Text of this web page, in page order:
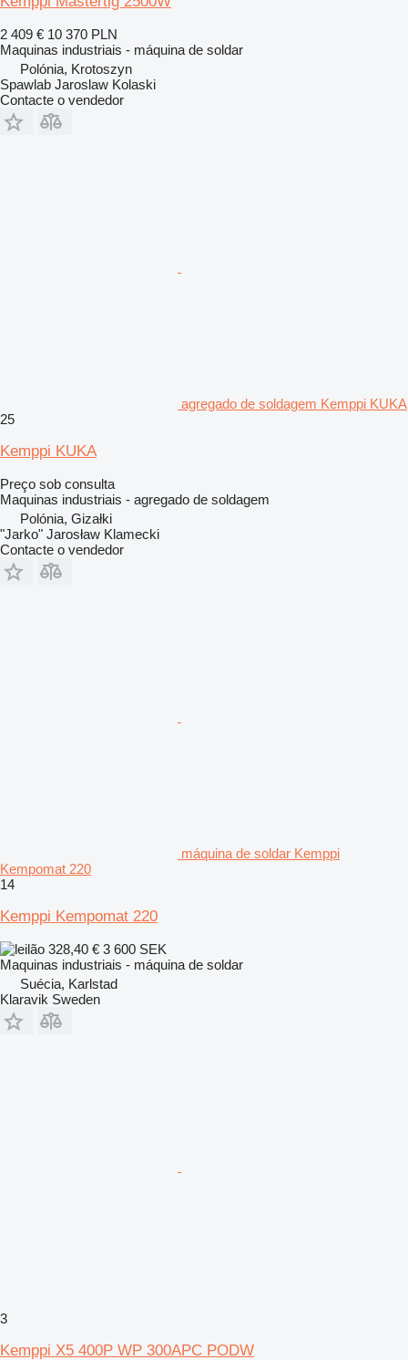
2 409 € 10 370 PLN
Maquinas industriais - máquina de soldar
Polónia, Krotoszyn
Spawlab Jaroslaw Kolaski
Contacte o vendedor
agregado de soldagem Kemppi KUKA
25
Kemppi KUKA
Preço sob consulta
Maquinas industriais - agregado de soldagem
Polónia, Gizałki
"Jarko" Jarosław Klamecki
Contacte o vendedor
máquina de soldar Kemppi
Kempomat 220
14
Kemppi Kempomat 220
328,40 € 3 600 SEK
Maquinas industriais - máquina de soldar
Suécia, Karlstad
Klaravik Sweden
3
Kemppi X5 400P WP 300APC PODW